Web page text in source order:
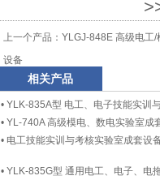
上一个产品： YLGJ-848E 高级电工
设备
相关产品
• YLK-835A型 电工、电子技能实训
• YL-740A 高级模电、数电实验室成
• 电工技能实训与考核实验室成套设
• YLK-835G型 通用电工、电子、电